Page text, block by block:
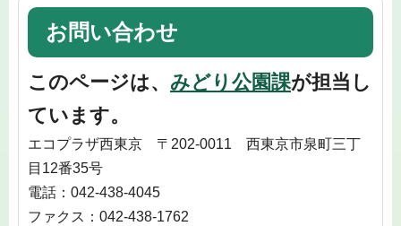
お問い合わせ
このページは、 みどり公園課が担当し
ています。
エコプラザ西東京 〒202-0011 西東京市泉町三丁
目12番35号
電話：042-438-4045
ファクス：042-438-1762